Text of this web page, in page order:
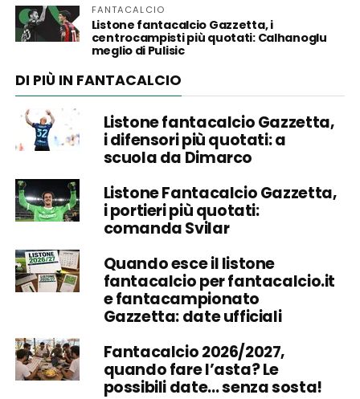
FANTACALCIO
Listone fantacalcio Gazzetta, i
centrocampisti più quotati: Calhanoglu
meglio di Pulisic
DI PIÙ IN FANTACALCIO
Listone fantacalcio Gazzetta,
i difensori più quotati: a
scuola da Dimarco
Listone Fantacalcio Gazzetta,
i portieri più quotati:
comanda Svilar
Quando esce il listone
fantacalcio per fantacalcio.it
e fantacampionato
Gazzetta: date ufficiali
Fantacalcio 2026/2027,
quando fare l’asta? Le
possibili date… senza sosta!